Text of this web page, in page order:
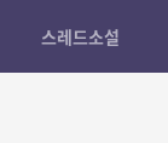
스레드소설